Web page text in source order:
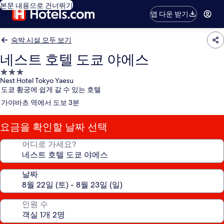
본문 내용으로 건너뛰기
앱 다운 받기
숙박 시설 모두 보기
네스트 호텔 도쿄 야에스
3.0
성
급
숙
박
시
설
Nest Hotel Tokyo Yaesu
도쿄 황궁에 쉽게 갈 수 있는 호텔
가야바초 역에서 도보 3분
요금을 확인할 날짜 선택
어디로 가세요?
날짜
인원 수